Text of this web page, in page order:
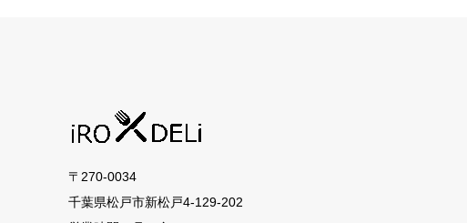
〒270-0034
千葉県松戸市新松戸4-129-202